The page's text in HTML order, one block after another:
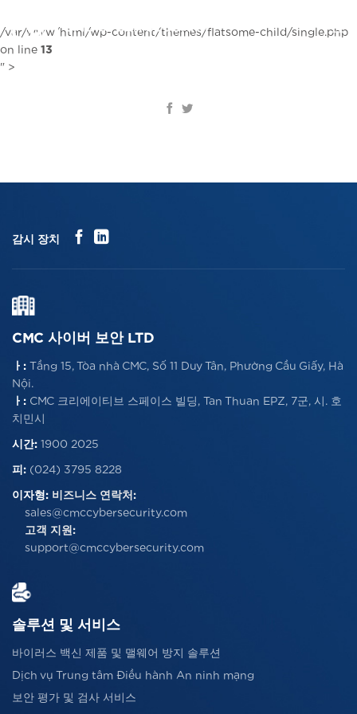
텐
로
KR
/var/www/html/wp-content/themes/flatsome-child/single.php
on line 13
" >
감시 장치
CMC 사이버 보안 LTD
ㅏ: Tầng 15, Tòa nhà CMC, Số 11 Duy Tân, Phường Cầu Giấy, Hà
Nội.
ㅏ: CMC 크리에이티브 스페이스 빌딩, Tan Thuan EPZ, 7군, 시. 호
치민시
시간: 1900 2025
피: (024) 3795 8228
이자형: 비즈니스 연락처:
sales@cmccybersecurity.com
고객 지원:
support@cmccybersecurity.com
솔루션 및 서비스
바이러스 백신 제품 및 맬웨어 방지 솔루션
Dịch vụ Trung tâm Điều hành An ninh mạng
보안 평가 및 검사 서비스